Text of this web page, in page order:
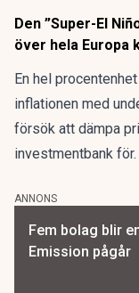
Den ”Super-El
över hela Europa
En hel
inflationen med
försök att dämpa
investmentbank för.
ANNONS
Fem bolag blir
Emission pågår